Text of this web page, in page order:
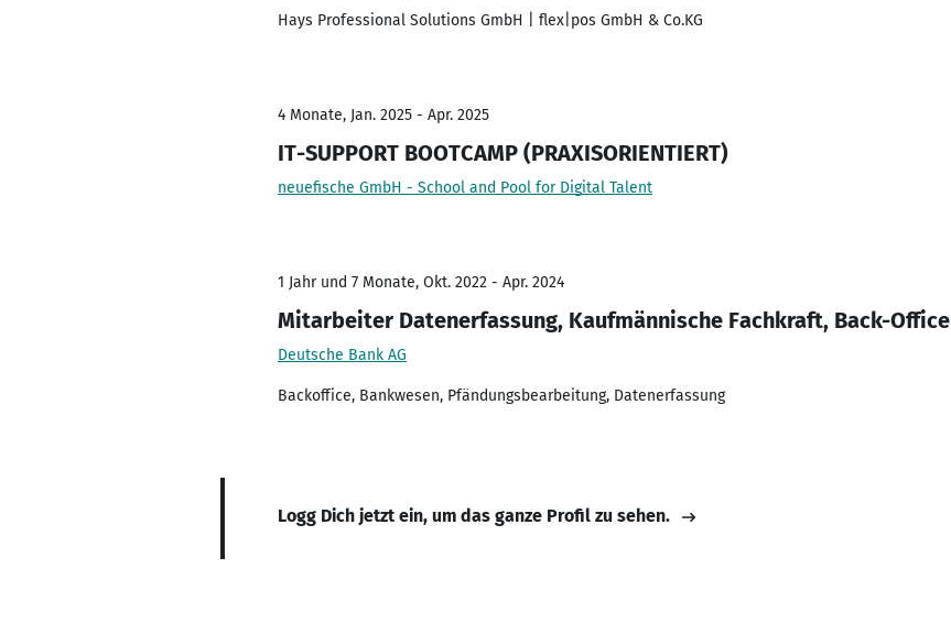
Hays Professional Solutions GmbH | flex|pos GmbH & Co.KG
4 Monate, Jan. 2025 - Apr. 2025
IT-SUPPORT BOOTCAMP (PRAXISORIENTIERT)
neuefische GmbH - School and Pool for Digital Talent
1 Jahr und 7 Monate, Okt. 2022 - Apr. 2024
Mitarbeiter Datenerfassung, Kaufmännische Fachkraft, Back-Office
Deutsche Bank AG
Backoffice, Bankwesen, Pfändungsbearbeitung, Datenerfassung
Logg Dich jetzt ein, um das ganze Profil zu sehen.